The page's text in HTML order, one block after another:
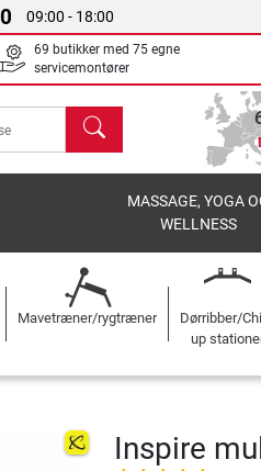
09:00 - 18:00
69 butikker med 75 egne
servicemontører
søg
MASSAGE, YOGA
WELLNESS
Mavetræner/rygtræner
Dørribber/
up
Inspire